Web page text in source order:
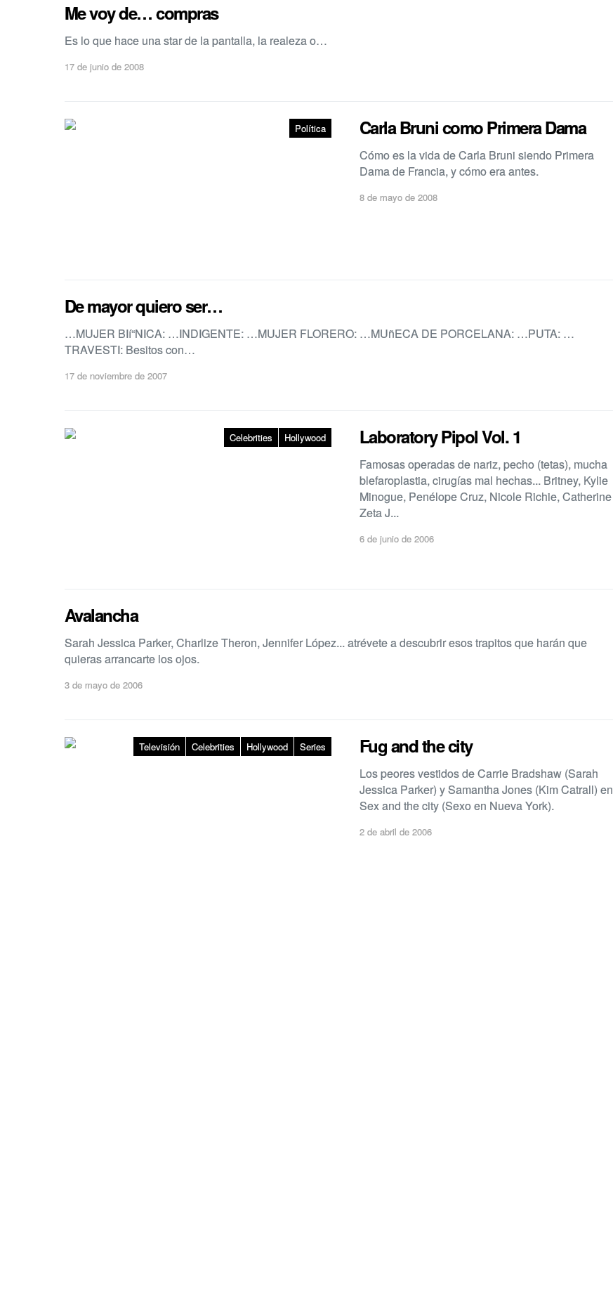
Me voy de… compras
Es lo que hace una star de la pantalla, la realeza o…
17 de junio de 2008
Política Carla Bruni como Primera Dama
Cómo es la vida de Carla Bruni siendo Primera
Dama de Francia, y cómo era antes.
8 de mayo de 2008
De mayor quiero ser…
…MUJER BIí“NICA: …INDIGENTE: …MUJER FLORERO: …MUñECA DE PORCELANA: …PUTA: …
TRAVESTI: Besitos con…
17 de noviembre de 2007
Celebrities Hollywood Laboratory Pipol Vol. 1
Famosas operadas de nariz, pecho (tetas), mucha
blefaroplastia, cirugías mal hechas... Britney, Kylie
Minogue, Penélope Cruz, Nicole Richie, Catherine
Zeta J...
6 de junio de 2006
Avalancha
Sarah Jessica Parker, Charlize Theron, Jennifer López... atrévete a descubrir esos trapitos que harán que
quieras arrancarte los ojos.
3 de mayo de 2006
Televisión Celebrities Hollywood Series Fug and the city
Los peores vestidos de Carrie Bradshaw (Sarah
Jessica Parker) y Samantha Jones (Kim Catrall) en
Sex and the city (Sexo en Nueva York).
2 de abril de 2006